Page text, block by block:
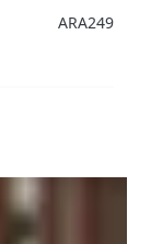
ARA249